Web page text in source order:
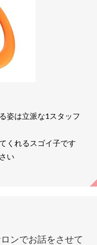
姿は立派な1スタッフ
くれるスゴイ子です
い
ンでお話をさせて